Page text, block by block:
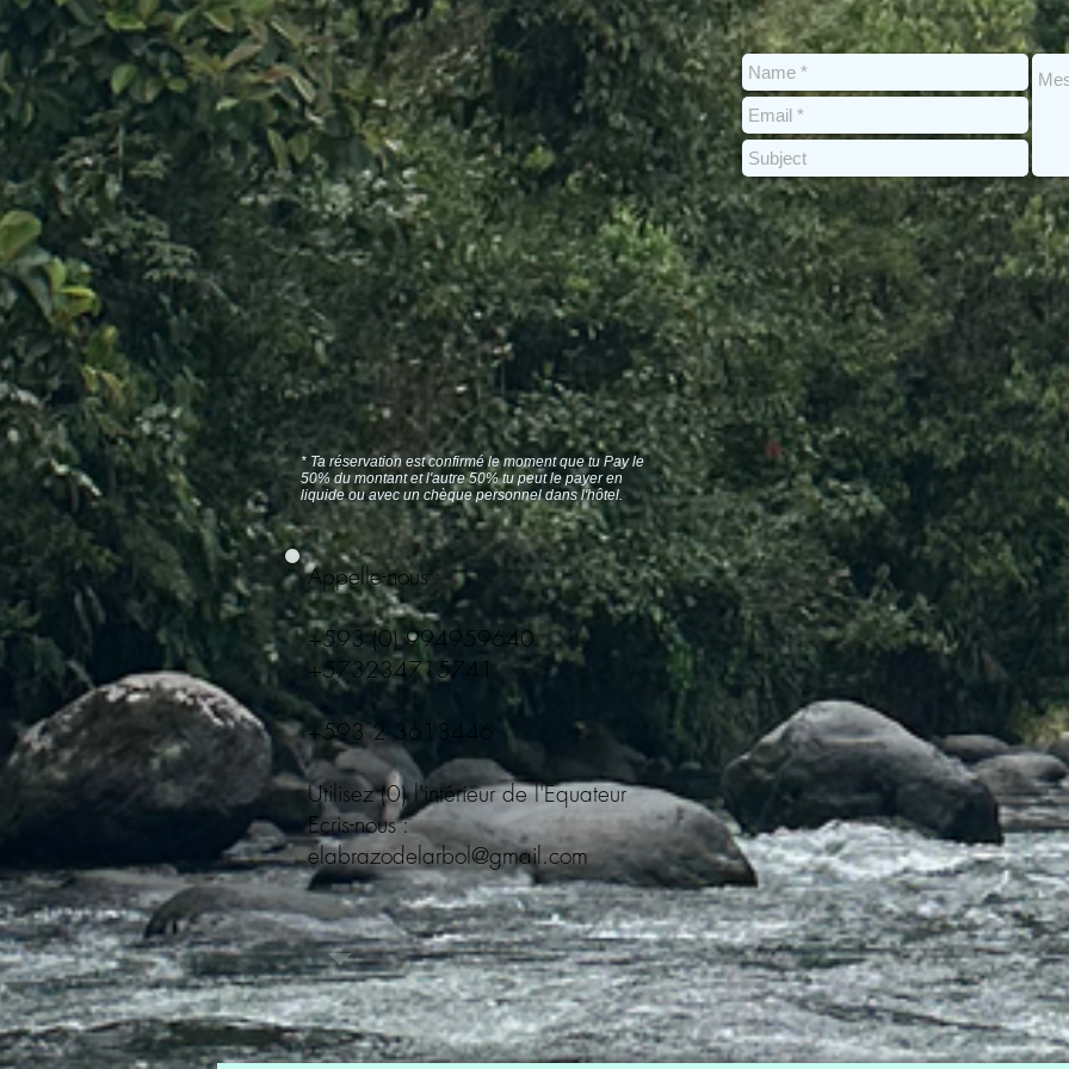
* Ta réservation est confirmé le moment que tu Pay le
50% du montant et l'autre 50% tu peut le payer en
liquide ou avec un chèque personnel dans l'hôtel.
Appelle-nous :
+593 (0) 994959640
+573234715741
+593 2 3613446
Utilisez (0) l'intérieur de l'Equateur
Ecris-nous :
elabrazodelarbol@gmail.com